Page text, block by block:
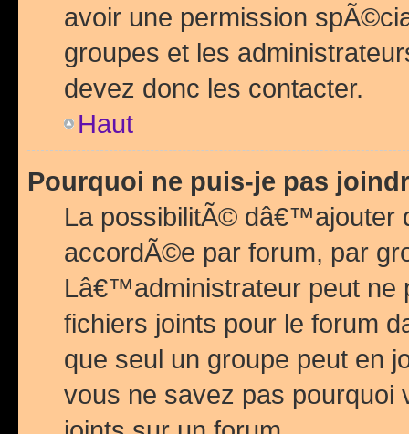
avoir une permission
groupes et les
devez donc les contacter.
Haut
Pourquoi ne puis-je pas
La possibilitÃ© dâ€™ajouter
accordÃ©e par forum, par
Lâ€™administrateur peut
fichiers joints pour le forum
que seul un groupe peut en
vous ne savez pas pourquoi